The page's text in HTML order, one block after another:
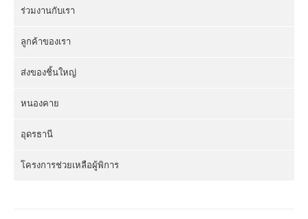
ร่วมงานกับเรา
ลูกค้าของเรา
ส่งของชิ้นใหญ่
หนองคาย
อุดรธานี
โครงการช่วยเหลือผู้พิการ